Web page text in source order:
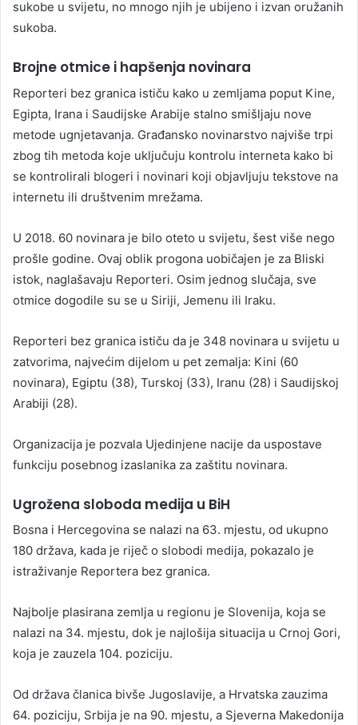
sukobe u svijetu, no mnogo njih je ubijeno i izvan oružanih
sukoba.
Brojne otmice i hapšenja novinara
Reporteri bez granica ističu kako u zemljama poput Kine,
Egipta, Irana i Saudijske Arabije stalno smišljaju nove
metode ugnjetavanja. Građansko novinarstvo najviše trpi
zbog tih metoda koje uključuju kontrolu interneta kako bi
se kontrolirali blogeri i novinari koji objavljuju tekstove na
internetu ili društvenim mrežama.
U 2018. 60 novinara je bilo oteto u svijetu, šest više nego
prošle godine. Ovaj oblik progona uobičajen je za Bliski
istok, naglašavaju Reporteri. Osim jednog slučaja, sve
otmice dogodile su se u Siriji, Jemenu ili Iraku.
Reporteri bez granica ističu da je 348 novinara u svijetu u
zatvorima, najvećim dijelom u pet zemalja: Kini (60
novinara), Egiptu (38), Turskoj (33), Iranu (28) i Saudijskoj
Arabiji (28).
Organizacija je pozvala Ujedinjene nacije da uspostave
funkciju posebnog izaslanika za zaštitu novinara.
Ugrožena sloboda medija u BiH
Bosna i Hercegovina se nalazi na 63. mjestu, od ukupno
180 država, kada je riječ o slobodi medija, pokazalo je
istraživanje Reportera bez granica.
Najbolje plasirana zemlja u regionu je Slovenija, koja se
nalazi na 34. mjestu, dok je najlošija situacija u Crnoj Gori,
koja je zauzela 104. poziciju.
Od država članica bivše Jugoslavije, a Hrvatska zauzima
64. poziciju, Srbija je na 90. mjestu, a Sjeverna Makedonija